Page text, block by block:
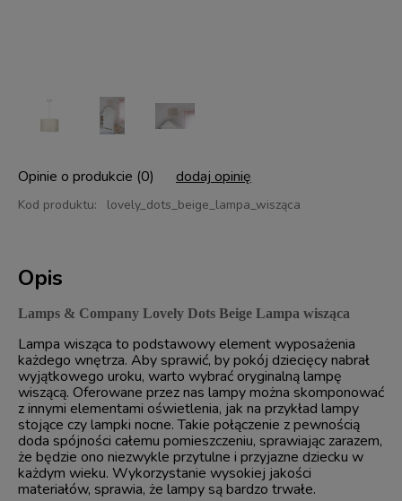
Kod produktu: lovely_dots_beige_lampa_wisząca
Opinie o produkcie (0) dodaj opinię
Opis
Lamps & Company Lovely Dots Beige Lampa wisząca
Lampa wisząca to podstawowy element wyposażenia
każdego wnętrza. Aby sprawić, by pokój dziecięcy nabrał
wyjątkowego uroku, warto wybrać oryginalną lampę
wiszącą. Oferowane przez nas lampy można skomponować
z innymi elementami oświetlenia, jak na przykład lampy
stojące czy lampki nocne. Takie połączenie z pewnością
doda spójności całemu pomieszczeniu, sprawiając zarazem,
że będzie ono niezwykle przytulne i przyjazne dziecku w
każdym wieku. Wykorzystanie wysokiej jakości
materiałów, sprawia, że lampy są bardzo trwałe.